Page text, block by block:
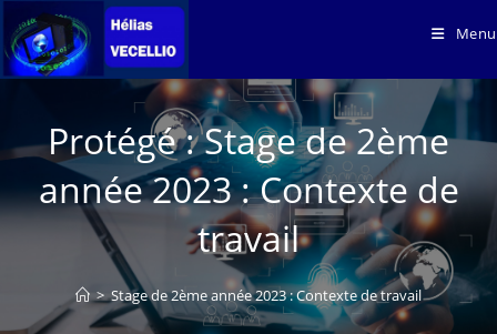
to
content
Menu
Protégé : Stage de 2ème
année 2023 : Contexte de
travail
> Stage de 2ème année 2023 : Contexte de travail